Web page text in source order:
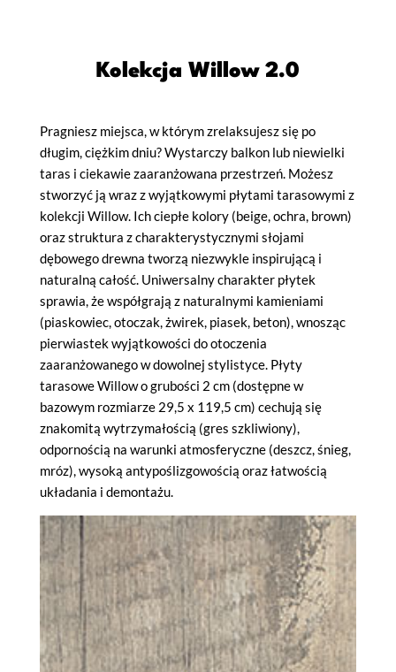
Kolekcja Willow 2.0
Pragniesz miejsca, w którym zrelaksujesz się po
długim, ciężkim dniu? Wystarczy balkon lub niewielki
taras i ciekawie zaaranżowana przestrzeń. Możesz
stworzyć ją wraz z wyjątkowymi płytami tarasowymi z
kolekcji Willow. Ich ciepłe kolory (beige, ochra, brown)
oraz struktura z charakterystycznymi słojami
dębowego drewna tworzą niezwykle inspirującą i
naturalną całość. Uniwersalny charakter płytek
sprawia, że współgrają z naturalnymi kamieniami
(piaskowiec, otoczak, żwirek, piasek, beton), wnosząc
pierwiastek wyjątkowości do otoczenia
zaaranżowanego w dowolnej stylistyce. Płyty
tarasowe Willow o grubości 2 cm (dostępne w
bazowym rozmiarze 29,5 x 119,5 cm) cechują się
znakomitą wytrzymałością (gres szkliwiony),
odpornością na warunki atmosferyczne (deszcz, śnieg,
mróz), wysoką antypoślizgowością oraz łatwością
układania i demontażu.